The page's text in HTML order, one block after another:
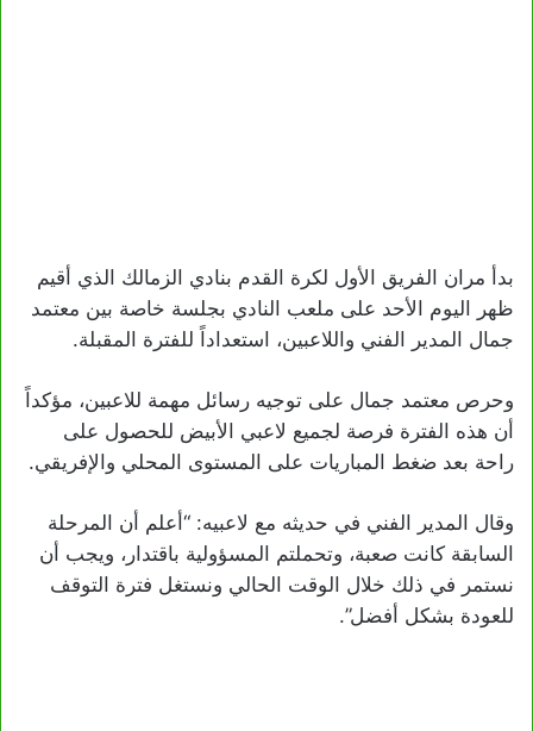
بدأ مران الفريق الأول لكرة القدم بنادي الزمالك الذي أقيم
ظهر اليوم الأحد على ملعب النادي بجلسة خاصة بين معتمد
جمال المدير الفني واللاعبين، استعداداً للفترة المقبلة.
وحرص معتمد جمال على توجيه رسائل مهمة للاعبين، مؤكداً
أن هذه الفترة فرصة لجميع لاعبي الأبيض للحصول على
راحة بعد ضغط المباريات على المستوى المحلي والإفريقي.
وقال المدير الفني في حديثه مع لاعبيه: “أعلم أن المرحلة
السابقة كانت صعبة، وتحملتم المسؤولية باقتدار، ويجب أن
نستمر في ذلك خلال الوقت الحالي ونستغل فترة التوقف
للعودة بشكل أفضل”.